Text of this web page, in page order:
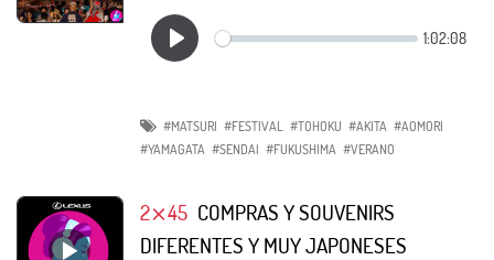
#MATSURI #FESTIVAL #TOHOKU #AKITA #AOMORI
#YAMAGATA #SENDAI #FUKUSHIMA #VERANO
2⨯45 COMPRAS Y SOUVENIRS
DIFERENTES Y MUY JAPONESES